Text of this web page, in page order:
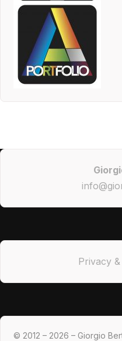
Privacy
© 2012 – 2026 – Giorgio